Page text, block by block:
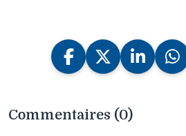
Commentaires (0)